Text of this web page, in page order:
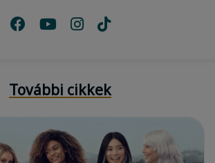
További cikkek